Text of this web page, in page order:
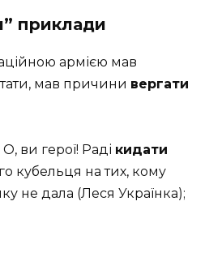
приклади
армією мав
мав причини вергати
ви герої! Раді кидати
кубельця на тих, кому
не дала (Леся Українка);